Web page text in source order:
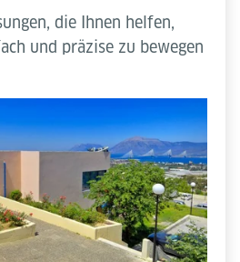
die Ihnen helfen,
und präzise zu bewegen